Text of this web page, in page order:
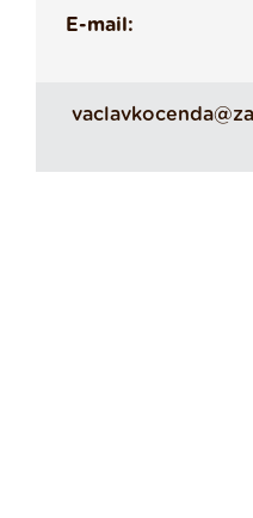
E-mail: